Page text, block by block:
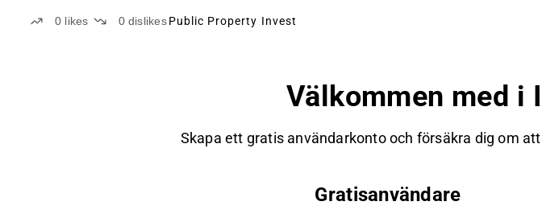
0 likes 0 dislikes Public Property Invest
Välkommen med i
Skapa ett gratis användarkonto och försäkra dig om
Gratisanvändare